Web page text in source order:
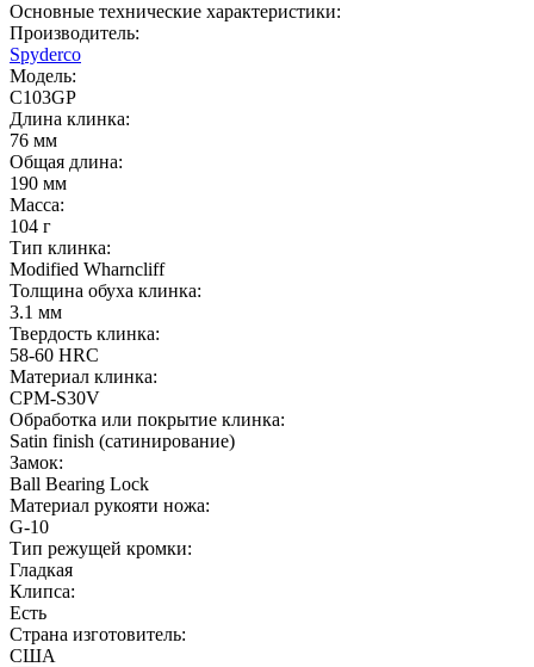
Основные технические характеристики:
Производитель:
Spyderco
Модель:
C103GP
Длина клинка:
76 мм
Общая длина:
190 мм
Масса:
104 г
Тип клинка:
Modified Wharncliff
Толщина обуха клинка:
3.1 мм
Твердость клинка:
58-60 HRC
Материал клинка:
CPM-S30V
Обработка или покрытие клинка:
Satin finish (cатинирование)
Замок:
Ball Bearing Lock
Материал рукояти ножа:
G-10
Тип режущей кромки:
Гладкая
Клипса:
Есть
Страна изготовитель:
США